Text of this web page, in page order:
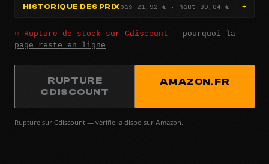
HISTORIQUE DES PRIXbas 21,92 € · haut 39,04 €
○ Rupture de stock sur Cdiscount — pourquoi la
page reste en ligne
RUPTURE
CDISCOUNT
AMAZON.FR
Rupture sur Cdiscount — vérifie la dispo sur Amazon.